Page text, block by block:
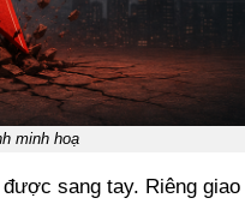
minh hoạ
sang tay. Riêng giao